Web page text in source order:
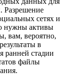
Разрешение
сетях и
нужны активы
вам, вероятно,
в
ранней стадии
файлы